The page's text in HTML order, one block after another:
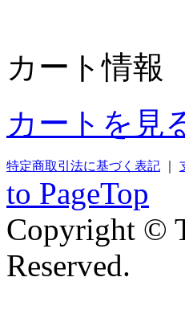
カート情報
カートを見
特定商取引法に基づく表記
to PageTop
Copyright ©
Reserved.